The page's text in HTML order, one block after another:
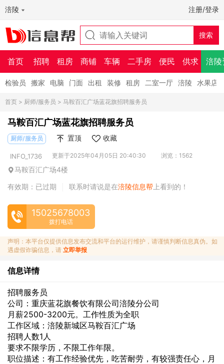
涪陵 注册/登录
首页 招聘 租房 商铺 车辆 二手房 便民 供求 涪陵
检验员 搬家 电脑 门面 出租 装修 租房 二室一厅 涪陵 水果店
首页 > 厨师/服务员 > 马鞍百汇广场蓝花旗招聘服务员
马鞍百汇广场蓝花旗招聘服务员
厨师/服务员 置顶 收藏
INFO_1736 更新于2025年04月05日 20:40:30 浏览：1562
马鞍百汇广场4楼
有效期：已过期
联系时请说是在涪陵信息帮 上看到的！
15025678003
拨打电话
声明：本平台仅提供信息发布交流和平台的运行维护，请谨慎判断信息真伪。如
遇虚假诈骗信息，请 立即举报
信息详情
招聘服务员
公司：重庆蓝花旗餐饮有限公司涪陵分公司
月薪2500-3200元。工作性质为全职
工作区域：涪陵新城区马鞍百汇广场
招聘人数1人
要求不限学历，不限工作年限。
职位描述：有工作经验优先，吃苦耐劳，有较强责任心，月